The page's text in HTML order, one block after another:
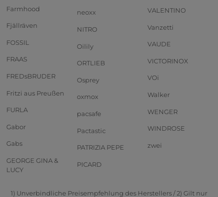
Farmhood
Fjällräven
FOSSIL
FRAAS
FREDsBRUDER
Fritzi aus Preußen
FURLA
Gabor
Gabs
GEORGE GINA &
LUCY
neoxx
NITRO
Oilily
ORTLIEB
Osprey
oxmox
pacsafe
Pactastic
PATRIZIA PEPE
PICARD
VALENTINO
Vanzetti
VAUDE
VICTORINOX
VOi
Walker
WENGER
WINDROSE
zwei
1) Unverbindliche Preisempfehlung des Herstellers / 2) Gilt nur